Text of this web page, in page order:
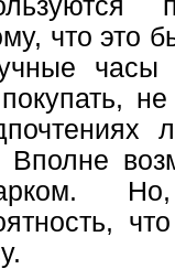
что это
часы
Вполне